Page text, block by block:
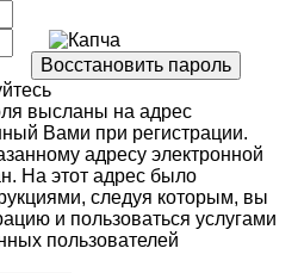
высланы на адрес
Вами при регистрации.
адресу электронной
На этот адрес было
следуя которым, вы
и пользоваться услугами
пользователей